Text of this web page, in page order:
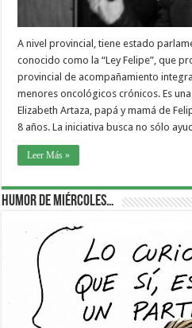
A nivel provincial, tiene estado
conocido como la “Ley Felipe”, que
provincial de acompañamiento
menores oncológicos crónicos. Es
Elizabeth Artaza, papá y mamá de
8 años. La iniciativa busca no sólo
Leer Más »
Humor de Miércoles…